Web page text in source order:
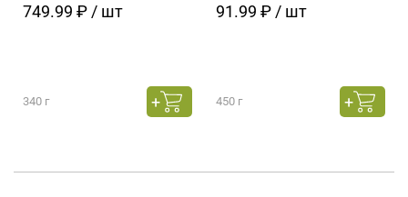
749.99 ₽ / шт
340 г
91.99 ₽ / шт
450 г